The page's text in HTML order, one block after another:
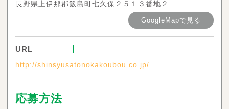
長野県上伊那郡飯島町七久保２５１３番地２
GoogleMapで見る
URL
http://shinsyusatonokakoubou.co.jp/
応募方法